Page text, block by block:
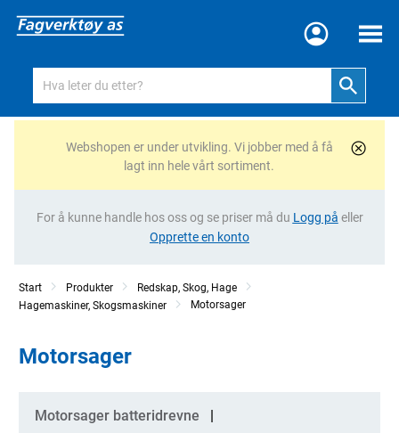
Meny
Webshopen er under utvikling. Vi jobber med å få
lagt inn hele vårt sortiment.
For å kunne handle hos oss og se priser må du Logg på eller
Opprette en konto
Start Produkter
Redskap, Skog, Hage
Hagemaskiner, Skogsmaskiner
Motorsager
Motorsager
Kategorier
Motorsager batteridrevne